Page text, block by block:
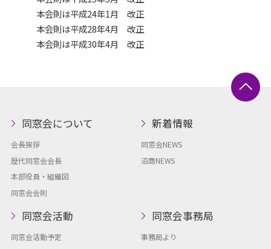
本会則は平成24年1月 改正
本会則は平成28年4月 改正
本会則は平成30年4月 改正
同窓会について
会長挨拶
歴代同窓会会長
本部役員・組織図
同窓会会則
新着情報
同窓会NEWS
沼商NEWS
同窓会活動
同窓会活動予定
同窓会事務局
事務局より